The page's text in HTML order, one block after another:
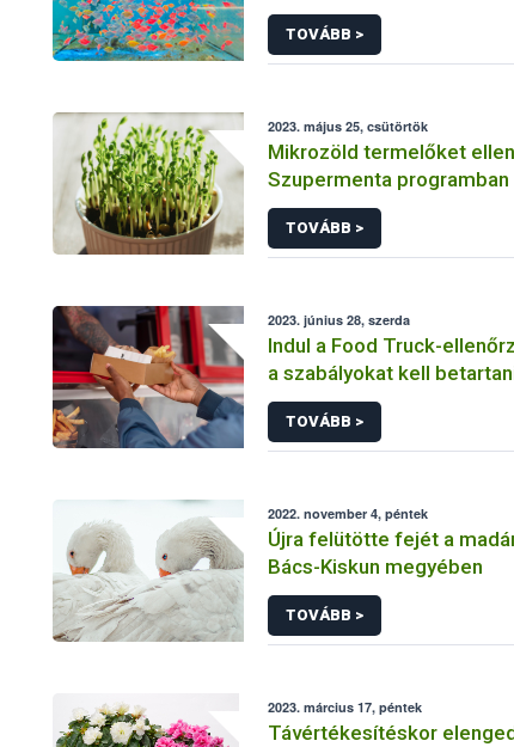
értékesítéséért
TOVÁBB >
2023. május 25, csütörtök
Mikrozöld termelőket
Szupermenta programban
TOVÁBB >
2023. június 28, szerda
Indul a Food Truck-
a szabályokat kell
büfékocsi üzemeltetőknek
TOVÁBB >
2022. november 4, péntek
Újra felütötte fejét a
Bács-Kiskun megyében
TOVÁBB >
2023. március 17, péntek
Távértékesítéskor